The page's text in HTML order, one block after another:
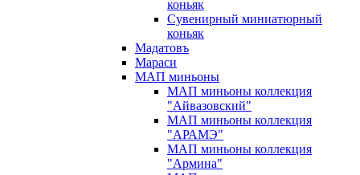
коньяк
Сувенирный миниатюрный
коньяк
Мадатовъ
Мараси
МАП миньоны
МАП миньоны коллекция
"Айвазовский"
МАП миньоны коллекция
"АРАМЭ"
МАП миньоны коллекция
"Армина"